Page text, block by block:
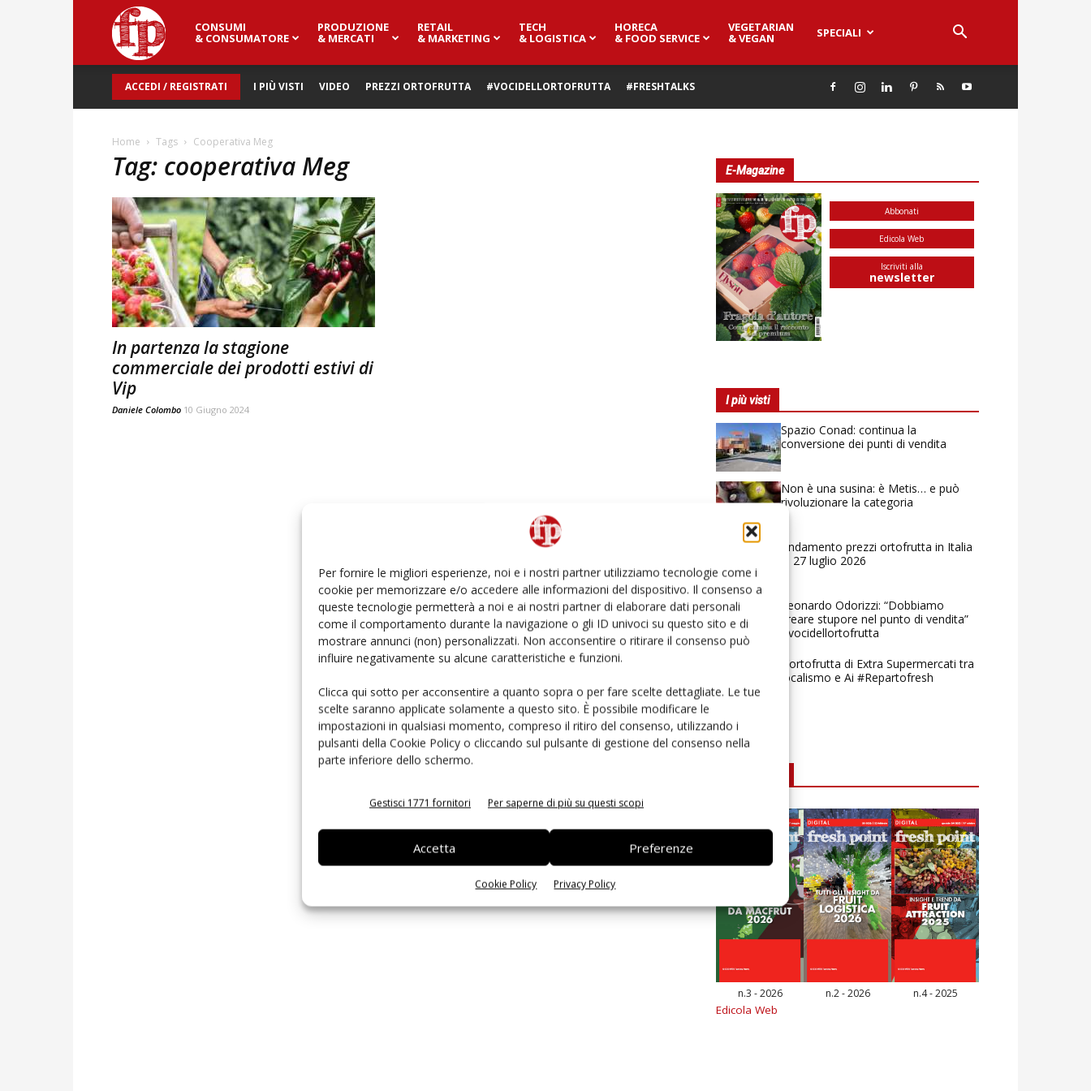
Per fornire le migliori esperienze, noi e i nostri partner utilizziamo tecnologie come i
cookie per memorizzare e/o accedere alle informazioni del dispositivo. Il consenso a
queste tecnologie permetterà a noi e ai nostri partner di elaborare dati personali
come il comportamento durante la navigazione o gli ID univoci su questo sito e di
mostrare annunci (non) personalizzati. Non acconsentire o ritirare il consenso può
influire negativamente su alcune caratteristiche e funzioni.
Clicca qui sotto per acconsentire a quanto sopra o per fare scelte dettagliate. Le tue
scelte saranno applicate solamente a questo sito. È possibile modificare le
impostazioni in qualsiasi momento, compreso il ritiro del consenso, utilizzando i
pulsanti della Cookie Policy o cliccando sul pulsante di gestione del consenso nella
parte inferiore dello schermo.
Gestisci 1771 fornitori Per saperne di più su questi scopi
Accetta Preferenze
Cookie Policy Privacy Policy
Fresh
Point
Magazine
CONSUMI
& CONSUMATORE
PRODUZIONE
& MERCATI
RETAIL
& MARKETING
TECH
& LOGISTICA
HORECA
& FOOD SERVICE
VEGETARIAN
& VEGAN SPECIALI
ACCEDI / REGISTRATI I PIÙ VISTI VIDEO PREZZI ORTOFRUTTA #VOCIDELLORTOFRUTTA #FRESHTALKS
Home Tags Cooperativa Meg
Tag: cooperativa Meg
In partenza la stagione
commerciale dei prodotti estivi di
Vip
Daniele Colombo 10 Giugno 2024
E-Magazine
Abbonati
Edicola Web
Iscriviti alla
newsletter
I più visti
Spazio Conad: continua la
conversione dei punti di vendita
Non è una susina: è Metis… e può
rivoluzionare la categoria
Andamento prezzi ortofrutta in Italia
al 27 luglio 2026
Leonardo Odorizzi: “Dobbiamo
creare stupore nel punto di vendita”
#vocidellortofrutta
L’ortofrutta di Extra Supermercati tra
localismo e Ai #Repartofresh
n.3 - 2026 n.2 - 2026 n.4 - 2025
Edicola Web